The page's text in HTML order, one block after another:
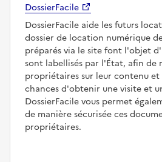
DossierFacile
DossierFacile aide les futurs
dossier de location numérique
préparés via le site font l'objet
sont labellisés par l'État, afin de
propriétaires sur leur contenu et
chances d'obtenir une visite et
DossierFacile vous permet
de manière sécurisée ces
propriétaires.